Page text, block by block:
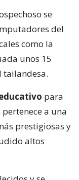
se
del
como la
unos 15
tailandesa.
para
a una
prestigiosas y
altos